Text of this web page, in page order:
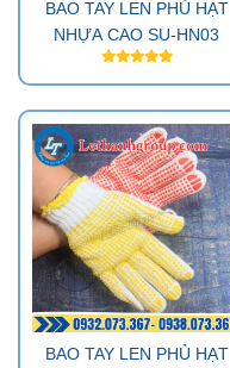
BAO TAY LEN PHỦ HẠT
NHỰA CAO SU-HN03
BAO TAY LEN PHỦ HẠT